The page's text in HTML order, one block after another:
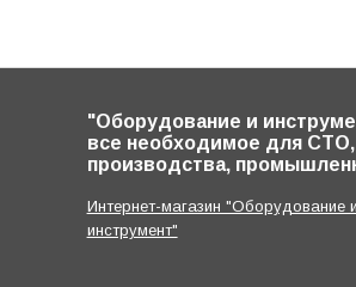
"Оборудование и
все необходимое для СТО,
производства,
Интернет-магазин "Оборудование и
инструмент"